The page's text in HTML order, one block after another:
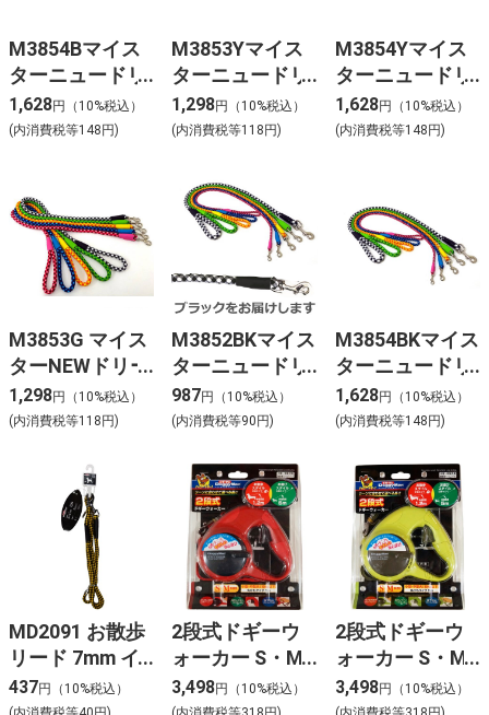
M3854Bマイス
ターニュードリ
ームリード
No.12
1,628円（10%税込）
(内消費税等148円)
M3853Yマイス
ターニュードリ
ームリード
No.10
1,298円（10%税込）
(内消費税等118円)
M3854Yマイス
ターニュードリ
ームリード
No.12
1,628円（10%税込）
(内消費税等148円)
M3853G マイス
ターNEWドリー
ムリードNo.10
グリーン
1,298円（10%税込）
(内消費税等118円)
M3852BKマイス
ターニュードリ
ームリードNo.8
987円（10%税込）
(内消費税等90円)
M3854BKマイス
ターニュードリ
ームリード
No.12
1,628円（10%税込）
(内消費税等148円)
MD2091 お散歩
リード 7mm イ
エロー/ブラック
437円（10%税込）
2段式ドギーウ
ォーカー S・M
レッド
3,498円（10%税込）
2段式ドギーウ
ォーカー S・M
グリーン
3,498円（10%税込）